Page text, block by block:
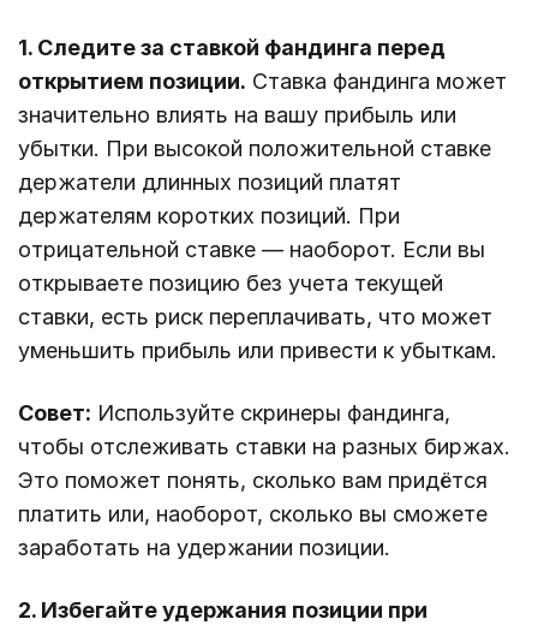
1. Следите за ставкой фандинга перед
открытием позиции. Ставка фандинга может
значительно влиять на вашу прибыль или
убытки. При высокой положительной ставке
держатели длинных позиций платят
держателям коротких позиций. При
отрицательной ставке — наоборот. Если вы
открываете позицию без учета текущей
ставки, есть риск переплачивать, что может
уменьшить прибыль или привести к убыткам.
Совет: Используйте скринеры фандинга,
чтобы отслеживать ставки на разных биржах.
Это поможет понять, сколько вам придётся
платить или, наоборот, сколько вы сможете
заработать на удержании позиции.
2. Избегайте удержания позиции при